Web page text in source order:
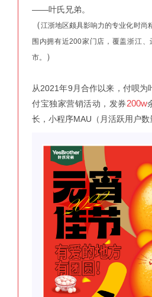
——叶氏兄弟。
（江浙地区颇具影响力的专业化时尚
围内拥有近200家门店，覆盖浙江
市。
）
从2021年9月合作以来，付呗为
付宝独家营销活动，发券200w
长，小程序MAU（月活跃用户数